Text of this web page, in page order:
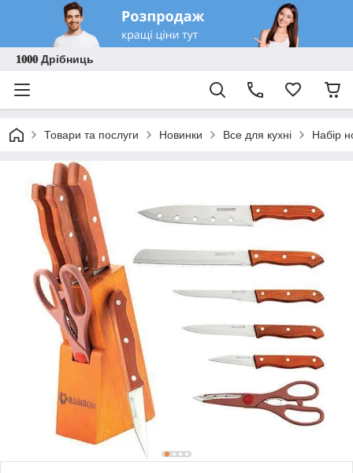
𝟏𝟎𝟎𝟎 Дрібниць
Товари та послуги Новинки Все для кухні Набір